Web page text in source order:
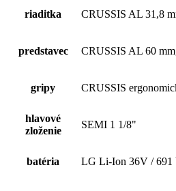
riaditka CRUSSIS AL 31,8
predstavec CRUSSIS AL 60
gripy CRUSSIS
hlavové
zloženie
SEMI 1 1/8"
batéria LG Li-Ion 36V / 691